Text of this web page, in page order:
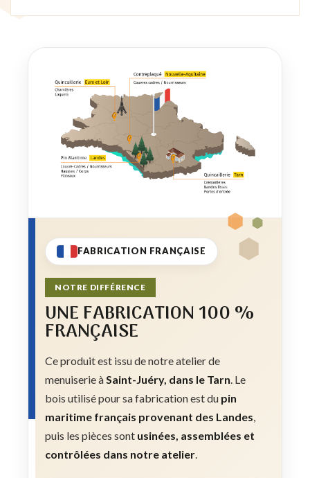
FABRICATION FRANÇAISE
NOTRE DIFFÉRENCE
UNE FABRICATION 100 %
FRANÇAISE
Ce produit est issu de notre atelier de
menuiserie à Saint-Juéry, dans le Tarn . Le
bois utilisé pour sa fabrication est du pin
maritime français provenant des Landes
puis les pièces sont usinées, assemblées et
contrôlées dans notre atelier